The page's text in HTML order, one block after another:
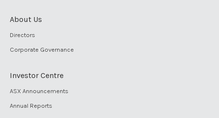
About Us
Directors
Corporate Governance
Investor Centre
ASX Announcements
Annual Reports